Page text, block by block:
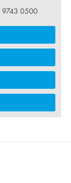
9743 0500